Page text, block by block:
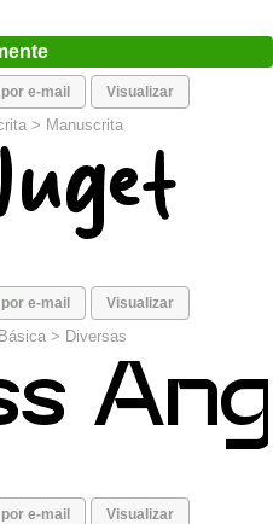
e-mail Visualizar
> Manuscrita
e-mail Visualizar
Básica > Diversas
e-mail Visualizar